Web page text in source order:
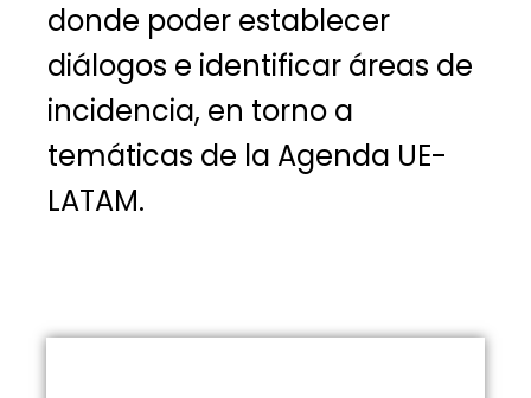
donde poder establecer
diálogos e identificar áreas de
incidencia, en torno a
temáticas de la Agenda UE-
LATAM.